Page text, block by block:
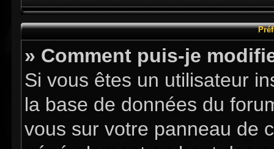
» Comment puis-je
Si vous êtes un utilisateur
la base de données du
vous sur votre panneau de